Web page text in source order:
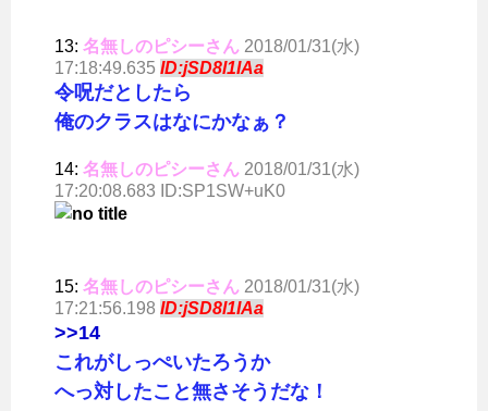
13: 名無しのピシーさん 2018/01/31(水)
17:18:49.635 ID:jSD8l1IAa
令呪だとしたら
俺のクラスはなにかなぁ？
14: 名無しのピシーさん 2018/01/31(水)
17:20:08.683 ID:SP1SW+uK0
15: 名無しのピシーさん 2018/01/31(水)
17:21:56.198 ID:jSD8l1IAa
>>14
これがしっぺいたろうか
へっ対したこと無さそうだな！